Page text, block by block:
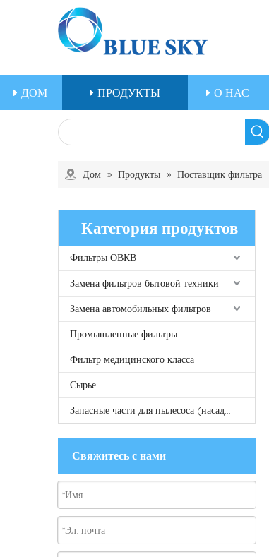
ДОМ ПРОДУКТЫ О НАС
Дом » Продукты » Поставщик фильтра
Категория продуктов
Фильтры ОВКВ
Замена фильтров бытовой техники
Замена автомобильных фильтров
Промышленные фильтры
Фильтр медицинского класса
Сырье
Запасные части для пылесоса (насадка щетки, насадка швабры, ткань для швабры, трубка и т. д.)
Свяжитесь с нами